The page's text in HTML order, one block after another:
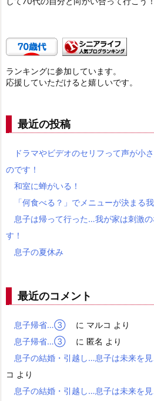
ランキングに参加しています。
応援していただけると嬉しいです。
最近の投稿
ドラマやビデオのセリフって声が小
のです！
和室に蝉がいる！
「何食べる？」でメニューが決まる
息子は帰って行った…我が家は刺激
す！
息子の夏休み
最近のコメント
息子帰省…③ に マルコ より
息子帰省…③
に 匿名 より
息子の結婚・引越し…息子は未来を
コ より
息子の結婚・引越し…息子は未来を